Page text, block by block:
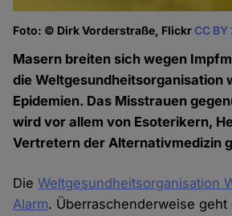
Foto: © Dirk Vorderstraße, FlickrCC BY
Masern breiten sich wegen
die Weltgesundheitsorganisation
Epidemien. Das Misstrauen
wird vor allem von Esoterikern,
Vertretern der Alternativmedizin
DieWeltgesundheitsorganisation
Alarm. Überraschenderweise geht